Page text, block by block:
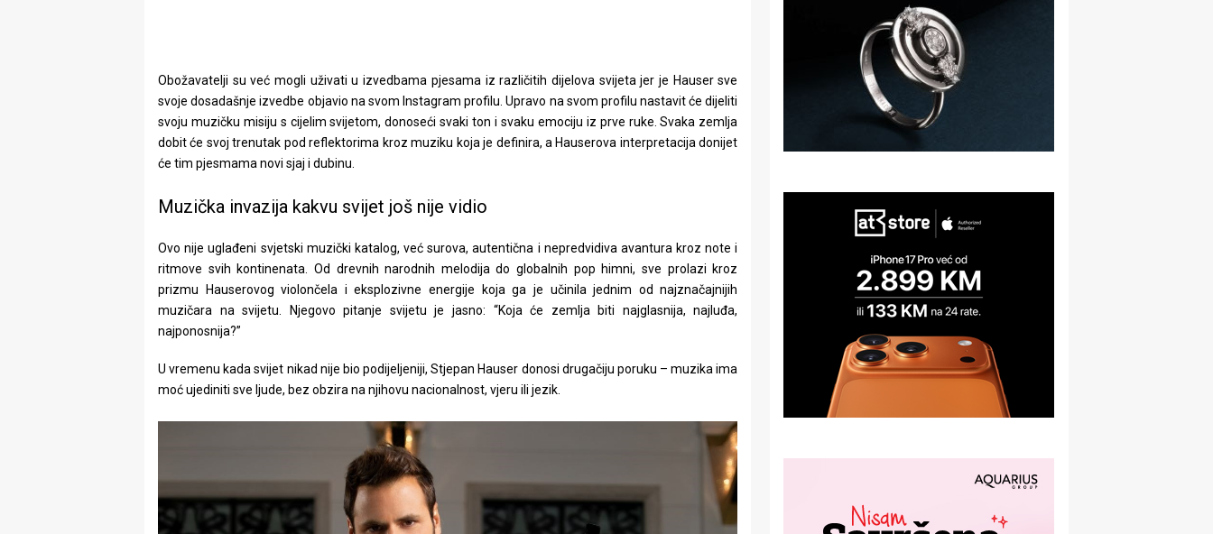
Obožavatelji su već mogli uživati u izvedbama pjesama iz različitih dijelova svijeta jer je Hauser sve
svoje dosadašnje izvedbe objavio na svom Instagram profilu. Upravo na svom profilu nastavit će dijeliti
svoju muzičku misiju s cijelim svijetom, donoseći svaki ton i svaku emociju iz prve ruke. Svaka zemlja
dobit će svoj trenutak pod reflektorima kroz muziku koja je definira, a Hauserova interpretacija donijet
će tim pjesmama novi sjaj i dubinu.
Muzička invazija kakvu svijet još nije vidio
Ovo nije uglađeni svjetski muzički katalog, već surova, autentična i nepredvidiva avantura kroz note i
ritmove svih kontinenata. Od drevnih narodnih melodija do globalnih pop himni, sve prolazi kroz
prizmu Hauserovog violončela i eksplozivne energije koja ga je učinila jednim od najznačajnijih
muzičara na svijetu. Njegovo pitanje svijetu je jasno: “Koja će zemlja biti najglasnija, najluđa,
najponosnija?”
U vremenu kada svijet nikad nije bio podijeljeniji, Stjepan Hauser donosi drugačiju poruku – muzika ima
moć ujediniti sve ljude, bez obzira na njihovu nacionalnost, vjeru ili jezik.